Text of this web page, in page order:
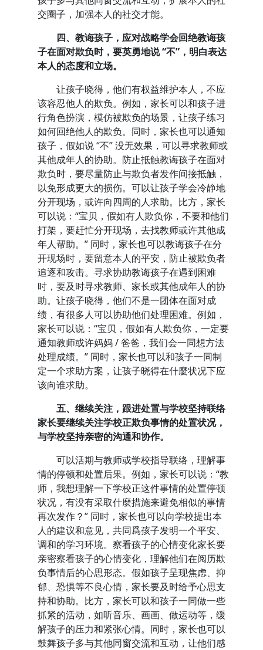
交圈子，加强本人的社交才能。
四、教诲孩子，应对战略学会回绝教诲孩
子在面对欺负时，要英勇地说 “不”，明白表达
本人的态度和立场。
让孩子晓得，他们有权益维护本人，不应
该容忍他人的欺负。例如，家长可以和孩子进
行角色扮演，模仿被欺负的场景，让孩子练习
如何回绝他人的欺负。同时，家长也可以通知
孩子，假如说 “不” 没无效果，可以寻求教师或
其他成年人的协助。防止抵触教诲孩子在面对
欺负时，要尽量防止与欺负者发作间接抵触，
以免形成更大的损伤。可以让孩子学会冷静地
分开现场，或许向四周的人求助。比方，家长
可以说：“宝贝，假如有人欺负你，不要和他们
打架，要赶忙分开现场，去找教师或许其他成
年人帮助。” 同时，家长也可以教诲孩子在分
开现场时，要留意本人的平安，防止被欺负者
追逐和攻击。寻求协助教诲孩子在遇到困难
时，要及时寻求教师、家长或其他成年人的协
助。让孩子晓得，他们不是一团体在面对成
绩，有很多人可以协助他们处理困难。例如，
家长可以说：“宝贝，假如有人欺负你，一定要
通知教师或许妈妈 / 爸爸，我们会一同想方法
处理成绩。” 同时，家长也可以和孩子一同制
定一个求助方案，让孩子晓得在什麼状况下应
该向谁求助。
五、继续关注，跟进处置与学校坚持联络
家长要继续关注学校正欺负事情的处置状况，
与学校坚持亲密的沟通和协作。
可以活期与教师或学校指导联络，理解事
情的停顿和处置后果。例如，家长可以说：“教
师，我想理解一下学校正这件事情的处置停顿
状况，有没有采取什麼措施来避免相似的事情
再次发作？” 同时，家长也可以向学校提出本
人的建议和意见，共同爲孩子发明一个平安、
调和的学习环境。察看孩子的心情变化家长要
亲密察看孩子的心情变化，理解他们在阅历欺
负事情后的心思形态。假如孩子呈现焦虑、抑
郁、恐惧等不良心情，家长要及时给予心思支
持和协助。比方，家长可以和孩子一同做一些
抓紧的活动，如听音乐、画画、做运动等，缓
解孩子的压力和紧张心情。同时，家长也可以
鼓舞孩子多与其他同窗交流和互动，让他们感